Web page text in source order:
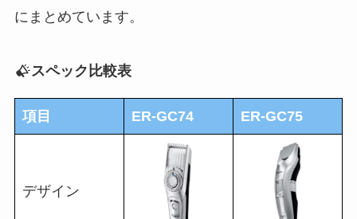
にまとめています。
スペック比較表
項目 ER-GC74 ER-GC75
デザイン